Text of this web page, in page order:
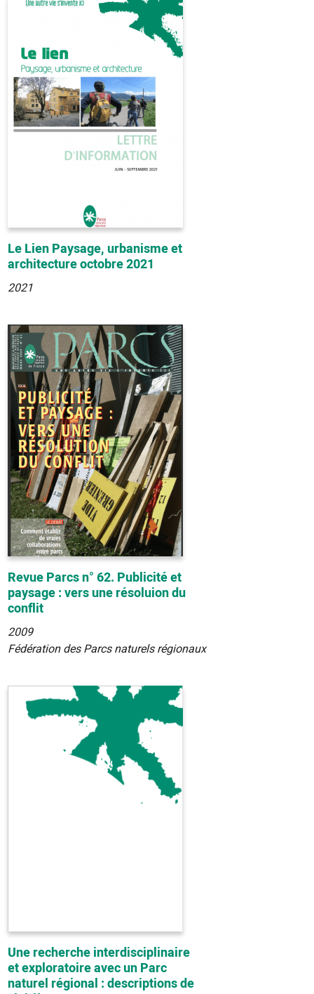
Le Lien Paysage, urbanisme et
architecture octobre 2021
2021
Revue Parcs n° 62. Publicité et
paysage : vers une résoluion du
conflit
2009
Fédération des Parcs naturels régionaux
Une recherche interdisciplinaire
et exploratoire avec un Parc
naturel régional : descriptions de